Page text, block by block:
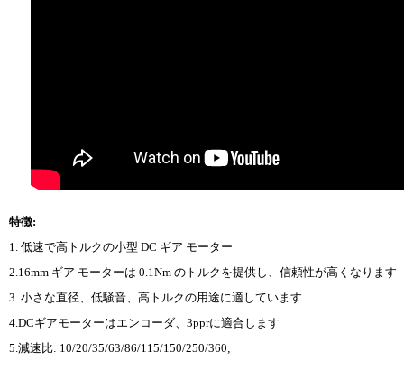
特徴:
1. 低速で高トルクの小型 DC ギア モーター
2.16mm ギア モーターは 0.1Nm のトルクを提供し、信頼性が高くなります
3. 小さな直径、低騒音、高トルクの用途に適しています
4.DCギアモーターはエンコーダ、3pprに適合します
5.減速比: 10/20/35/63/86/115/150/250/360;